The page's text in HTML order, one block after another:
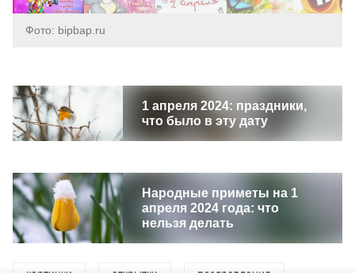
Фото: bipbap.ru
1 апреля 2024: праздники,
что было в эту дату
Народные приметы на 1
апреля 2024 года: что
нельзя делать